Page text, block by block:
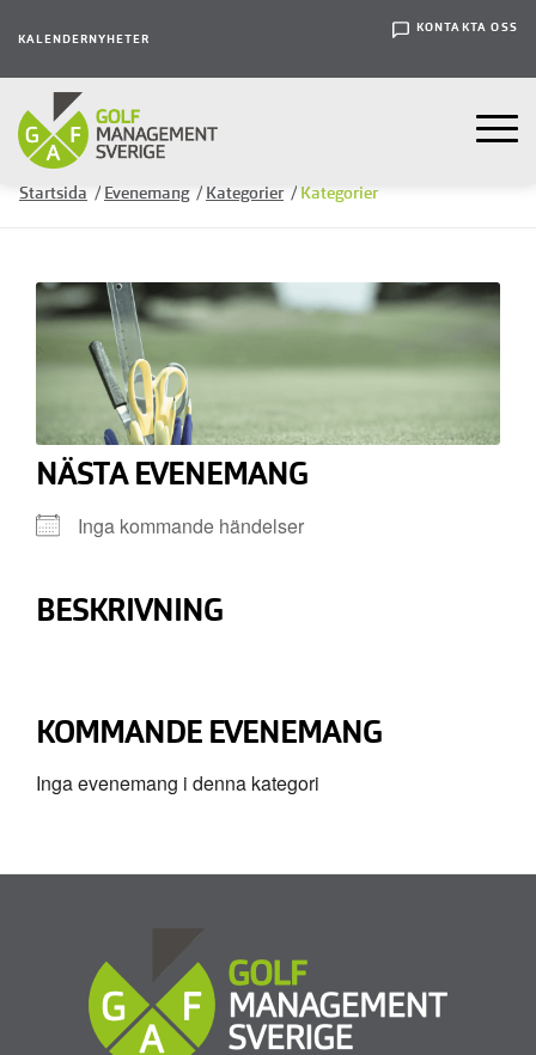
KALENDER NYHETER
KONTAKTA OSS
Startsida / Evenemang / Kategorier / Kategorier
NÄSTA EVENEMANG
Inga kommande händelser
BESKRIVNING
KOMMANDE EVENEMANG
Inga evenemang i denna kategori